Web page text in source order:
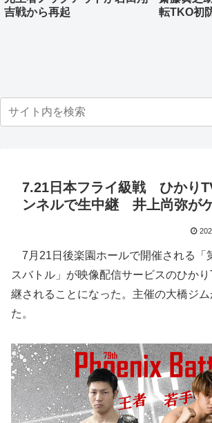
吉戦から再起
転TKO初
7.21日本フライ級戦 ひかり
ンネルで生中継 井上尚弥が
7月21日後楽園ホールで開催される「
スバトル」が映像配信サービスのひか
継されることになった。主催の大橋ジ
た。